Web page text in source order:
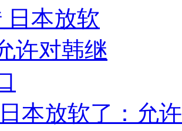
本放软了：允